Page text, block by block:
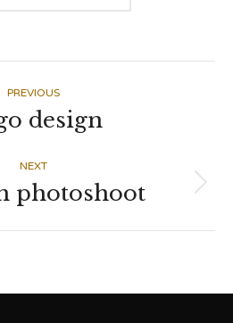
PREVIOUS
Proyecto
design
NEXT
Proyecto
photoshoot